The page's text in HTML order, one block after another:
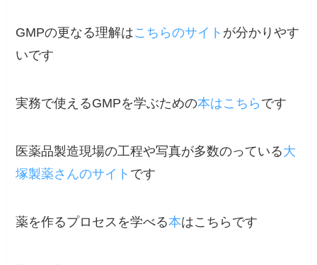
GMPの更なる理解はこちらのサイト が分かりやす
いです
実務で使えるGMPを学ぶための本はこちら です
医薬品製造現場の工程や写真が多数のっている大
塚製薬さんのサイト です
薬を作るプロセスを学べる本はこちらです